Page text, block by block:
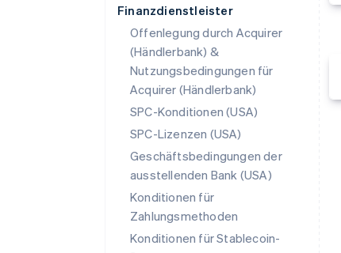
Finanzdienstleister
Offenlegung durch Acquirer
(Händlerbank) &
Nutzungsbedingungen für
Acquirer (Händlerbank)
SPC-Konditionen (USA)
SPC-Lizenzen (USA)
Geschäftsbedingungen der
ausstellenden Bank (USA)
Konditionen für
Zahlungsmethoden
Konditionen für Stablecoin-